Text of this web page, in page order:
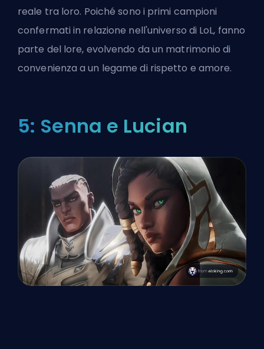
reale tra loro. Poiché sono i primi campioni
confermati in relazione nell'universo di LoL, fanno
parte del lore, evolvendo da un matrimonio di
convenienza a un legame di rispetto e amore.
5: Senna e Lucian